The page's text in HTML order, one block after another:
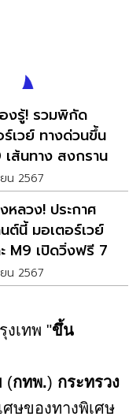
งรู้! รวมพิกัด
ร์เวย์ ทางด่วนขึ้น
าง สงกรานต์
น 2567
หลวง! ประกาศ
ต์นี้ มอเตอร์เวย์
M9 เปิดวิ่งฟรี 7
น 2567
งเทพ "ขึ้น
(กทพ.) กระทรวง
ศษของทางพิเศษ